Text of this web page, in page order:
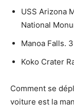
USS Arizona
National
Manoa Falls.
Koko Crater
Comment se
voiture est la